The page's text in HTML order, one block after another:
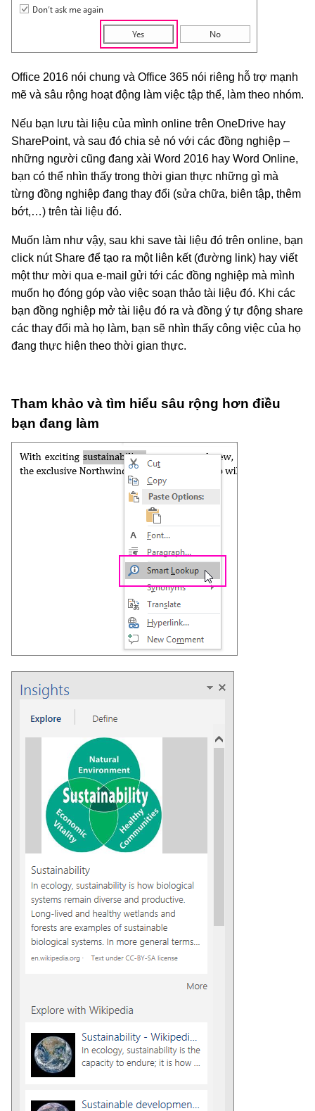
Office 2016 nói chung và Office 365 nói riêng hỗ trợ mạnh
mẽ và sâu rộng hoạt động làm việc tập thể, làm theo nhóm.
Nếu bạn lưu tài liệu của mình online trên OneDrive hay
SharePoint, và sau đó chia sẻ nó với các đồng nghiệp –
những người cũng đang xài Word 2016 hay Word Online,
bạn có thể nhìn thấy trong thời gian thực những gì mà
từng đồng nghiệp đang thay đổi (sửa chữa, biên tập, thêm
bớt,…) trên tài liệu đó.
Muốn làm như vậy, sau khi save tài liệu đó trên online, bạn
click nút Share để tạo ra một liên kết (đường link) hay viết
một thư mời qua e-mail gửi tới các đồng nghiệp mà mình
muốn họ đóng góp vào việc soạn thảo tài liệu đó. Khi các
bạn đồng nghiệp mở tài liệu đó ra và đồng ý tự động share
các thay đổi mà họ làm, bạn sẽ nhìn thấy công việc của họ
đang thực hiện theo thời gian thực.
Tham khảo và tìm hiểu sâu rộng hơn điều
bạn đang làm